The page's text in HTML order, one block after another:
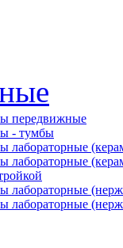
передвижные
- тумбы
лабораторные
лабораторные
лабораторные
лабораторные